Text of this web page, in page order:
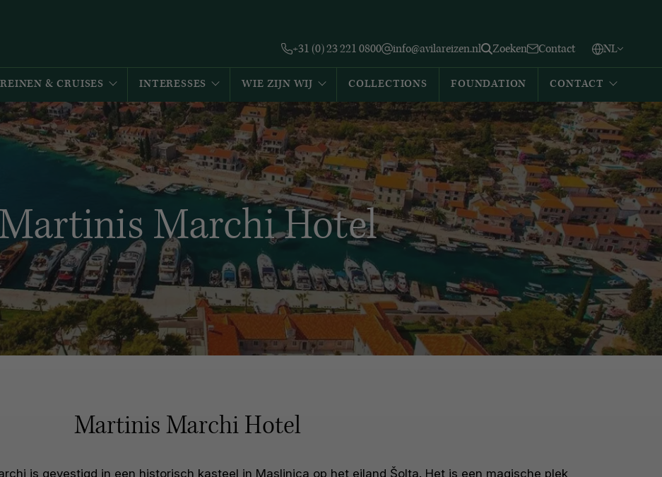
+31 (0) 23 221 0800 info@avilareizen.nl Zoeken Contact NL
Español
& CRUISES INTERESSES WIE ZIJN WIJ COLLECTIONS FOUNDATION CONTACT
Marchi Hotel
Martinis Marchi Hotel
is gevestigd in een historisch kasteel in Maslinica op het eiland Šolta. Het is een magische plek